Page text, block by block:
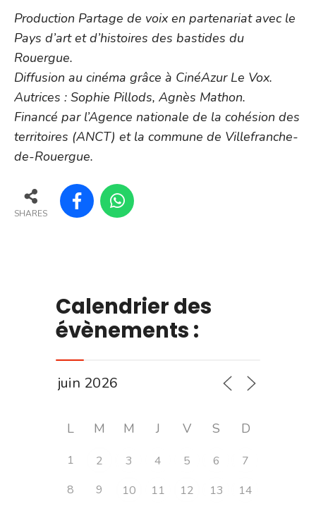
Production Partage de voix en partenariat avec le
Pays d’art et d’histoires des bastides du
Rouergue.
Diffusion au cinéma grâce à CinéAzur Le Vox.
Autrices : Sophie Pillods, Agnès Mathon.
Financé par l’Agence nationale de la cohésion des
territoires (ANCT) et la commune de Villefranche-
de-Rouergue.
SHARES
Calendrier des
évènements :
L M M J V S D
1 2 3 4 5 6
7
8
9 10 11 12 13 14